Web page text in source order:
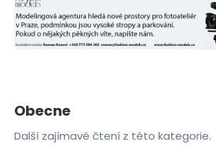
Obecne
Další zajímavé čtení z této kategorie.